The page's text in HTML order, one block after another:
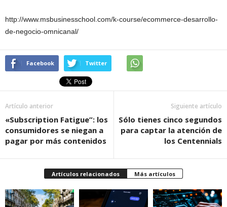
http://www.msbusinesschool.com/k-course/ecommerce-desarrollo-
de-negocio-omnicanal/
Facebook Twitter
Artículo anterior
«Subscription Fatigue”: los
consumidores se niegan a
pagar por más contenidos
Siguiente artículo
Sólo tienes cinco segundos
para captar la atención de
los Centennials
Artículos relacionados Más artículos